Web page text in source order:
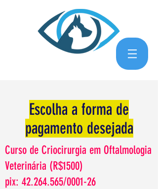
Escolha a forma de
pagamento desejada
Curso de Criocirurgia em Oftalmologia
Veterinária (R$1500)
pix: 42.264.565/0001-26